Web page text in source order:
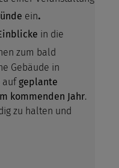
ein.
in die
zum bald
Gebäude in
auf geplante
kommenden Jahr.
zu halten und